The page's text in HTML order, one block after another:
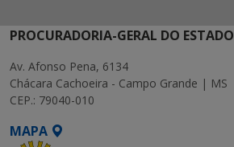
PROCURADORIA-GERAL DO ESTADO
Av. Afonso Pena, 6134
Chácara Cachoeira - Campo Grande | MS
CEP.: 79040-010
MAPA